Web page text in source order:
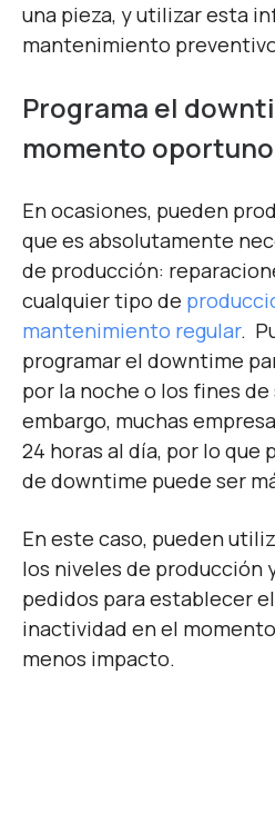
una pieza, y utilizar esta
mantenimiento
Programa el
momento oportuno
En ocasiones, pueden
que es absolutamente
de producción:
cualquier tipo de
mantenimiento regular.
programar el downtime
por la noche o los fines de
embargo, muchas
24 horas al día, por lo que
de downtime puede ser
En este caso, pueden
los niveles de producción
pedidos para establecer
inactividad en el
menos impacto.